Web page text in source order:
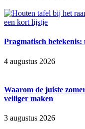
Pragmatisch
4 augustus 2026
Waarom de juiste
veiliger maken
3 augustus 2026